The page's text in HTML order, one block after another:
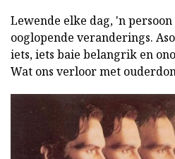
Lewende elke dag, 'n
ooglopende veranderings.
iets, iets baie belangrik en
Wat ons verloor met